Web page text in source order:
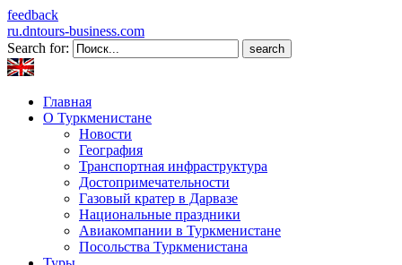
feedback
ru.dntours-business.com
Search for:
Главная
О Туркменистане
Новости
География
Транспортная инфраструктура
Достопримечательности
Газовый кратер в Дарвазе
Национальные праздники
Авиакомпании в Туркменистане
Посольства Туркменистана